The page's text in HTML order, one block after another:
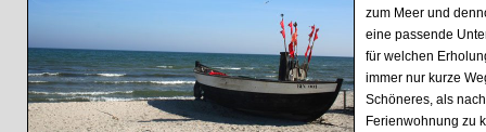
zum Meer und
eine passende
für welchen
immer nur kurze Wege
Schöneres, als nach
Ferienwohnung zu